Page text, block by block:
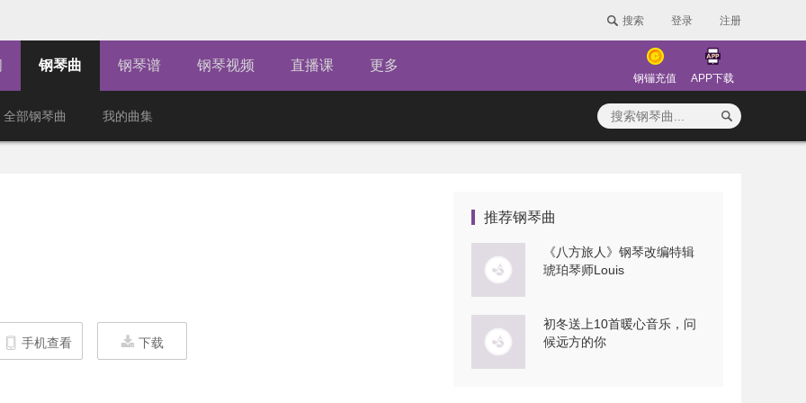
搜索 登录 注册
钢琴曲 钢琴谱 钢琴视频 直播课 更多
钢镚充值 APP下载
全部钢琴曲 我的曲集
手机查看 下载
推荐钢琴曲
《八方旅人》钢琴改编特辑
琥珀琴师Louis
初冬送上10首暖心音乐，问
候远方的你